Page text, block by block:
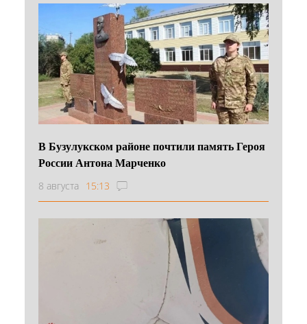
В Бузулукском районе почтили память Героя
России Антона Марченко
8 августа 15:13